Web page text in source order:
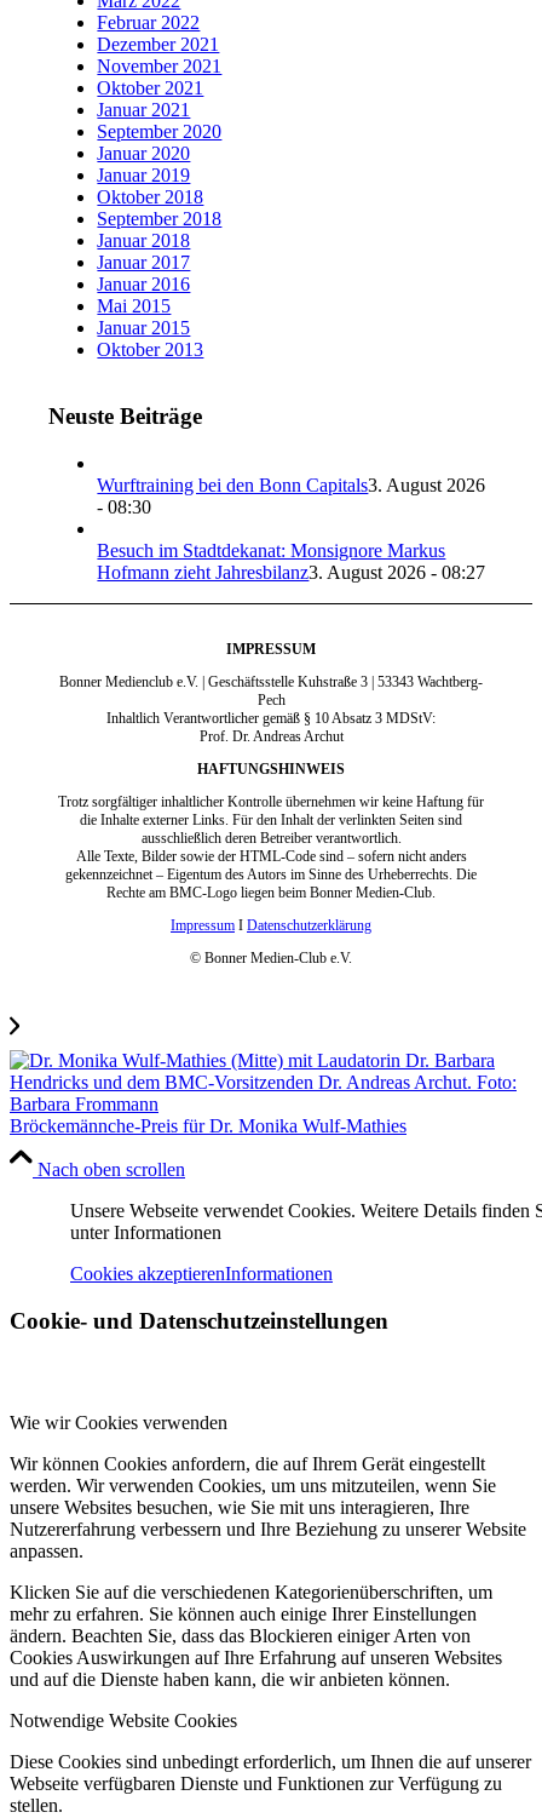
Februar 2022
Dezember 2021
November 2021
Oktober 2021
Januar 2021
September 2020
Januar 2020
Januar 2019
Oktober 2018
September 2018
Januar 2018
Januar 2017
Januar 2016
Mai 2015
Januar 2015
Oktober 2013
Neuste Beiträge
Wurftraining bei den Bonn Capitals3. August 2026
- 08:30
Besuch im Stadtdekanat: Monsignore Markus
Hofmann zieht Jahresbilanz3. August 2026 - 08:27
IMPRESSUM
Bonner Medienclub e.V. | Geschäftsstelle Kuhstraße 3 | 53343 Wachtberg-
Pech
Inhaltlich Verantwortlicher gemäß § 10 Absatz 3 MDStV:
Prof. Dr. Andreas Archut
HAFTUNGSHINWEIS
Trotz sorgfältiger inhaltlicher Kontrolle übernehmen wir keine Haftung für
die Inhalte externer Links. Für den Inhalt der verlinkten Seiten sind
ausschließlich deren Betreiber verantwortlich.
Alle Texte, Bilder sowie der HTML-Code sind – sofern nicht anders
gekennzeichnet – Eigentum des Autors im Sinne des Urheberrechts. Die
Rechte am BMC-Logo liegen beim Bonner Medien-Club.
Impressum I Datenschutzerklärung
© Bonner Medien-Club e.V.
Bröckemännche-Preis für Dr. Monika Wulf-Mathies
Nach oben scrollen
Unsere Webseite verwendet Cookies. Weitere Details finden
unter Informationen
Cookies akzeptierenInformationen
Cookie- und Datenschutzeinstellungen
Wie wir Cookies verwenden
Wir können Cookies anfordern, die auf Ihrem Gerät eingestellt
werden. Wir verwenden Cookies, um uns mitzuteilen, wenn Sie
unsere Websites besuchen, wie Sie mit uns interagieren, Ihre
Nutzererfahrung verbessern und Ihre Beziehung zu unserer Website
anpassen.
Klicken Sie auf die verschiedenen Kategorienüberschriften, um
mehr zu erfahren. Sie können auch einige Ihrer Einstellungen
ändern. Beachten Sie, dass das Blockieren einiger Arten von
Cookies Auswirkungen auf Ihre Erfahrung auf unseren Websites
und auf die Dienste haben kann, die wir anbieten können.
Notwendige Website Cookies
Diese Cookies sind unbedingt erforderlich, um Ihnen die auf unserer
Webseite verfügbaren Dienste und Funktionen zur Verfügung zu
stellen.